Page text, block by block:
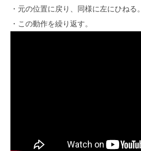
・元の位置に戻り、同様に左にひねる。
・この動作を繰り返す。